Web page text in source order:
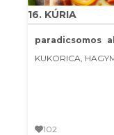
16. KÚRIA
paradicsomos
KUKORICA,
102